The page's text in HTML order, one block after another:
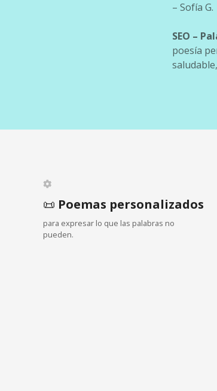
– Sofía G.
SEO –
poesía
📜 Poemas personalizados
para expresar lo que las palabras no
pueden.